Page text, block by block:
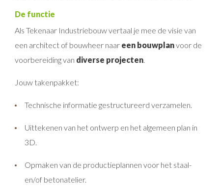
De functie
Als Tekenaar Industriebouw vertaal je mee de visie van
een architect of bouwheer naar een bouwplanvoor de
voorbereiding van diverse projecten.
Jouw takenpakket:
Technische informatie gestructureerd verzamelen.
Uittekenen van het ontwerp en het algemeen plan in
3D.
Opmaken van de productieplannen voor het staal-
en/of betonatelier.